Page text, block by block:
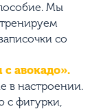
Мы
со
авокадо».
в настроении.
с фигурки,